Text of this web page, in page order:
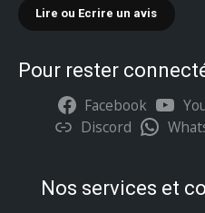
Lire ou Ecrire un avis
Pour rester
Facebook
Discord
Nos services et